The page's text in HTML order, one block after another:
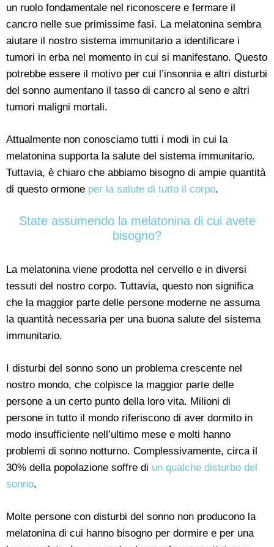
un ruolo fondamentale nel riconoscere e fermare il
cancro nelle sue primissime fasi. La melatonina sembra
aiutare il nostro sistema immunitario a identificare i
tumori in erba nel momento in cui si manifestano. Questo
potrebbe essere il motivo per cui l’insonnia e altri disturbi
del sonno aumentano il tasso di cancro al seno e altri
tumori maligni mortali.
Attualmente non conosciamo tutti i modi in cui la
melatonina supporta la salute del sistema immunitario.
Tuttavia, è chiaro che abbiamo bisogno di ampie quantità
di questo ormone per la salute di tutto il corpo.
State assumendo la melatonina di cui avete
bisogno?
La melatonina viene prodotta nel cervello e in diversi
tessuti del nostro corpo. Tuttavia, questo non significa
che la maggior parte delle persone moderne ne assuma
la quantità necessaria per una buona salute del sistema
immunitario.
I disturbi del sonno sono un problema crescente nel
nostro mondo, che colpisce la maggior parte delle
persone a un certo punto della loro vita. Milioni di
persone in tutto il mondo riferiscono di aver dormito in
modo insufficiente nell’ultimo mese e molti hanno
problemi di sonno notturno. Complessivamente, circa il
30% della popolazione soffre di un qualche disturbo del
sonno.
Molte persone con disturbi del sonno non producono la
melatonina di cui hanno bisogno per dormire e per una